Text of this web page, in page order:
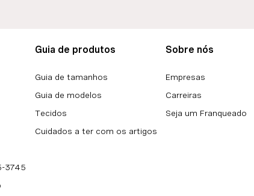
3745
Guia de produtos
Guia de tamanhos
Guia de modelos
Tecidos
Cuidados a ter com os artigos
Sobre nós
Empresas
Carreiras
Seja um Franqueado